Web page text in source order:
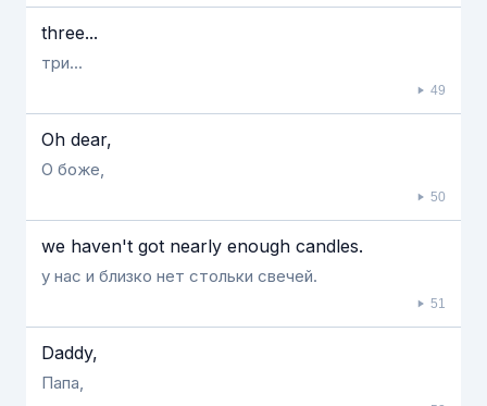
three...
три...
49
Oh dear,
О боже,
50
we haven't got nearly enough candles.
у нас и близко нет стольки свечей.
51
Daddy,
Папа,